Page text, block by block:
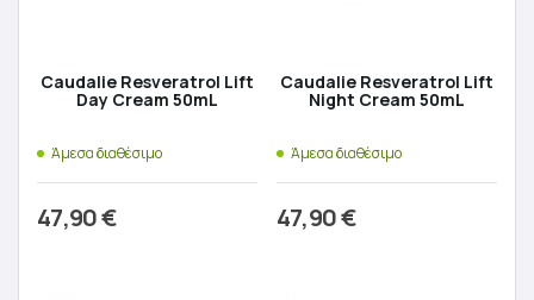
Caudalie Resveratrol Lift
Day Cream 50mL
Άμεσα διαθέσιμο
47,90€
Caudalie Resveratrol Lift
Night Cream 50mL
Άμεσα διαθέσιμο
47,90€